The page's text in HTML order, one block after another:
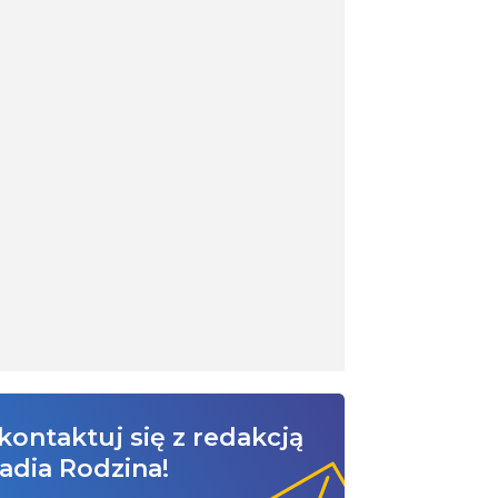
się z redakcją
Rodzina!